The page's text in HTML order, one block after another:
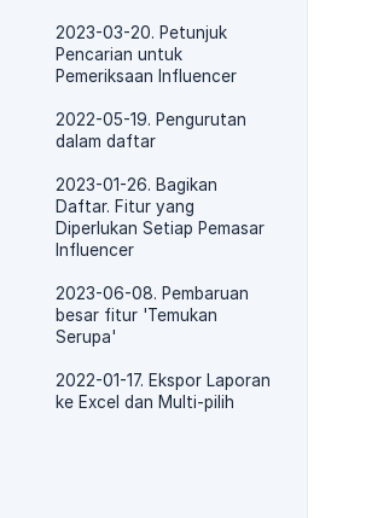
2023-03-20. Petunjuk
Pencarian untuk
Pemeriksaan Influencer
2022-05-19. Pengurutan
dalam daftar
2023-01-26. Bagikan
Daftar. Fitur yang
Diperlukan Setiap Pemasar
Influencer
2023-06-08. Pembaruan
besar fitur 'Temukan
Serupa'
2022-01-17. Ekspor Laporan
ke Excel dan Multi-pilih